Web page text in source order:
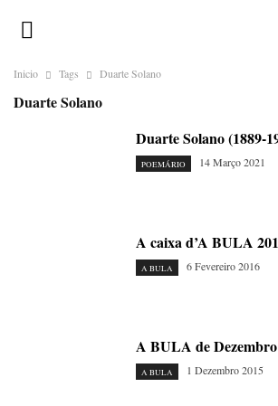
Inicio Tags Duarte Solano
Duarte Solano
Duarte Solano (1889-
POEMÁRIO 14 Março 2021
A caixa d’A BULA
A BULA 6 Fevereiro 2016
A BULA de
A BULA 1 Dezembro 2015